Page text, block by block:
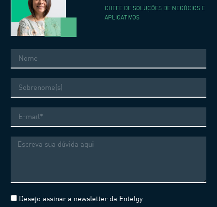
CHEFE DE SOLUÇÕES DE NEGÓCIOS E
APLICATIVOS
mail
Desejo assinar a newsletter da Entelgy